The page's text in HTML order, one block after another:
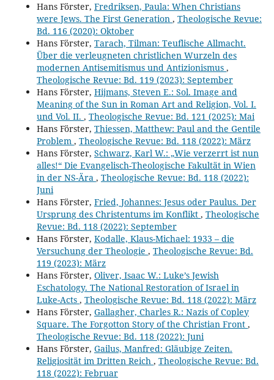
Hans Förster, Fredriksen, Paula: When Christians
were Jews. The First Generation , Theologische Revue:
Bd. 116 (2020): Oktober
Hans Förster, Tarach, Tilman: Teuflische Allmacht.
Über die verleugneten christlichen Wurzeln des
modernen Antisemitismus und Antizionismus ,
Theologische Revue: Bd. 119 (2023): September
Hans Förster, Hijmans, Steven E.: Sol. Image and
Meaning of the Sun in Roman Art and Religion, Vol. I.
und Vol. II. , Theologische Revue: Bd. 121 (2025): Mai
Hans Förster, Thiessen, Matthew: Paul and the Gentile
Problem , Theologische Revue: Bd. 118 (2022): März
Hans Förster, Schwarz, Karl W.: „Wie verzerrt ist nun
alles!“ Die Evangelisch-Theologische Fakultät in Wien
in der NS-Ära , Theologische Revue: Bd. 118 (2022):
Juni
Hans Förster, Fried, Johannes: Jesus oder Paulus. Der
Ursprung des Christentums im Konflikt , Theologische
Revue: Bd. 118 (2022): September
Hans Förster, Kodalle, Klaus-Michael: 1933 – die
Versuchung der Theologie , Theologische Revue: Bd.
119 (2023): März
Hans Förster, Oliver, Isaac W.: Luke’s Jewish
Eschatology. The National Restoration of Israel in
Luke-Acts , Theologische Revue: Bd. 118 (2022): März
Hans Förster, Gallagher, Charles R.: Nazis of Copley
Square. The Forgotton Story of the Christian Front ,
Theologische Revue: Bd. 118 (2022): Juni
Hans Förster, Gailus, Manfred: Gläubige Zeiten.
Religiosität im Dritten Reich , Theologische Revue: Bd.
118 (2022): Februar